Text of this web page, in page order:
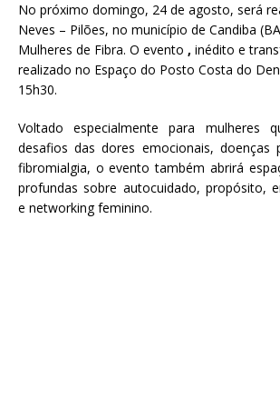
No próximo domingo, 24 de agosto, será
Neves – Pilões, no município de Candiba
Mulheres de Fibra. O evento , inédito e
realizado no Espaço do Posto Costa do
15h30.
Voltado especialmente para mulheres
desafios das dores emocionais, doenças
fibromialgia, o evento também abrirá
profundas sobre autocuidado, propósito,
e networking feminino.